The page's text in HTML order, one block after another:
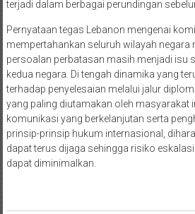
terjadi dalam berbagai perundingan
Pernyataan tegas Lebanon mengenai
mempertahankan seluruh wilayah negara
persoalan perbatasan masih menjadi isu
kedua negara. Di tengah dinamika yang
terhadap penyelesaian melalui jalur
yang paling diutamakan oleh masyarakat
komunikasi yang berkelanjutan serta
prinsip-prinsip hukum internasional,
dapat terus dijaga sehingga risiko
dapat diminimalkan.